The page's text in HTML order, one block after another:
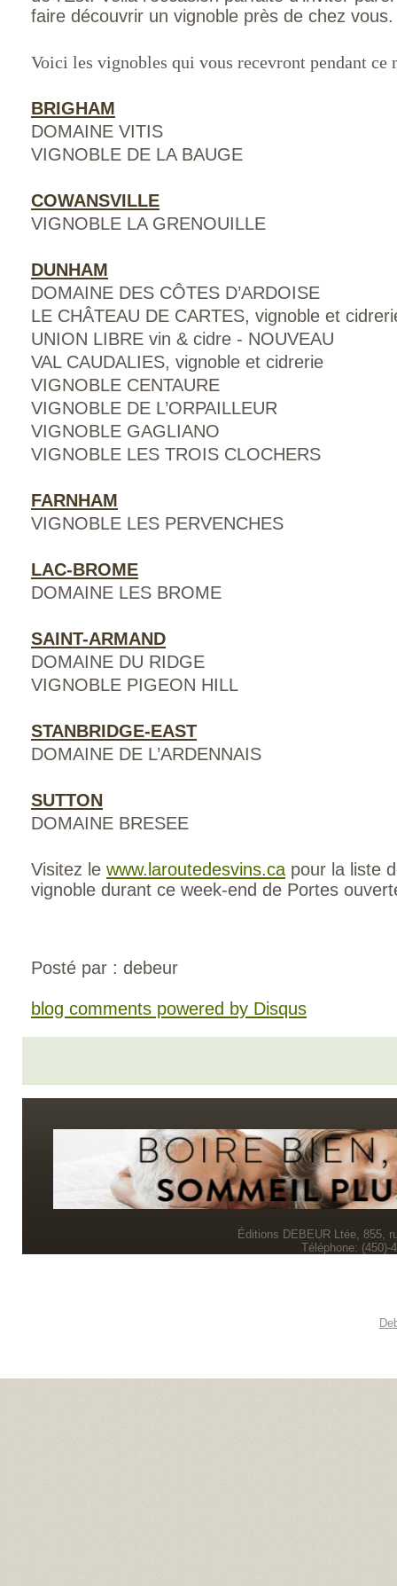
faire découvrir un vignoble près de chez vous.
Voici les vignobles qui vous recevront pendant
BRIGHAM
DOMAINE VITIS
VIGNOBLE DE LA BAUGE
COWANSVILLE
VIGNOBLE LA GRENOUILLE
DUNHAM
DOMAINE DES CÔTES D’ARDOISE
LE CHÂTEAU DE CARTES, vignoble et
UNION LIBRE vin & cidre - NOUVEAU
VAL CAUDALIES, vignoble et cidrerie
VIGNOBLE CENTAURE
VIGNOBLE DE L’ORPAILLEUR
VIGNOBLE GAGLIANO
VIGNOBLE LES TROIS CLOCHERS
FARNHAM
VIGNOBLE LES PERVENCHES
LAC-BROME
DOMAINE LES BROME
SAINT-ARMAND
DOMAINE DU RIDGE
VIGNOBLE PIGEON HILL
STANBRIDGE-EAST
DOMAINE DE L’ARDENNAIS
SUTTON
DOMAINE BRESEE
Visitez le www.laroutedesvins.ca pour la liste
vignoble durant ce week-end de Portes
Posté par : debeur
blog comments powered by Disqus
Éditions DEBEUR Ltée, 855,
Téléphone: (450)-